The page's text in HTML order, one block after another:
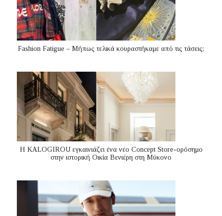
Fashion Fatigue – Μήπως τελικά κουραστήκαμε από τις τάσεις;
Η KALOGIROU εγκαινιάζει ένα νέο Concept Store-ορόσημο
στην ιστορική Οικία Βενιέρη στη Μύκονο